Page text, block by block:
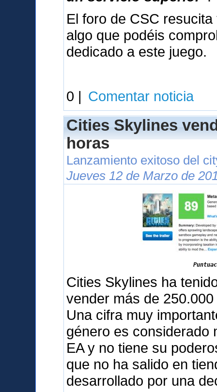
El foro de CSC
algo que podéis
dedicado a este juego.
0 | Comentar noticia
Cities Skylines
horas
Lanzamiento exitoso del
Jueves 12 de Marzo de
Cities Skylines ha
vender más de
Una cifra muy
género es considerado
EA y no tiene su
que no ha salido en
desarrollado por una